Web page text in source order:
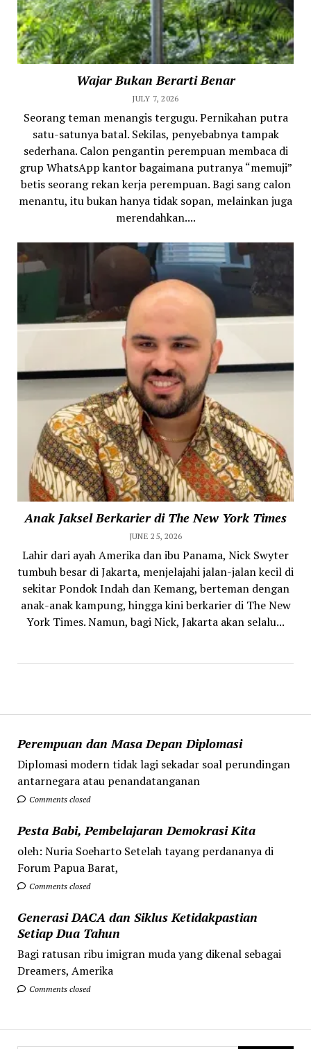
Perempuan dan Masa Depan Diplomasi
Diplomasi modern tidak lagi sekadar soal perundingan
antarnegara atau penandatanganan
Comments closed
Pesta Babi, Pembelajaran Demokrasi Kita
oleh: Nuria Soeharto Setelah tayang perdananya di
Forum Papua Barat,
Comments closed
Generasi DACA dan Siklus Ketidakpastian
Setiap Dua Tahun
Bagi ratusan ribu imigran muda yang dikenal sebagai
Dreamers, Amerika
Comments closed
Wajar Bukan Berarti Benar
JULY 7, 2026
Seorang teman menangis tergugu. Pernikahan putra
satu-satunya batal. Sekilas, penyebabnya tampak
sederhana. Calon pengantin perempuan membaca di
grup WhatsApp kantor bagaimana putranya “memuji”
betis seorang rekan kerja perempuan. Bagi sang calon
menantu, itu bukan hanya tidak sopan, melainkan juga
merendahkan....
Anak Jaksel Berkarier di The New York Times
JUNE 25, 2026
Lahir dari ayah Amerika dan ibu Panama, Nick Swyter
tumbuh besar di Jakarta, menjelajahi jalan-jalan kecil di
sekitar Pondok Indah dan Kemang, berteman dengan
anak-anak kampung, hingga kini berkarier di The New
York Times. Namun, bagi Nick, Jakarta akan selalu...